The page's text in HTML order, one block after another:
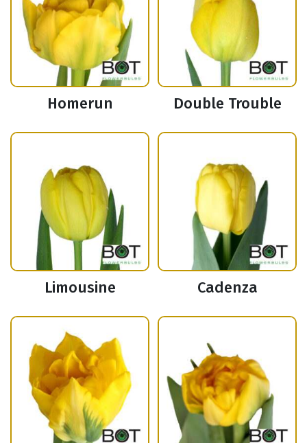
Homerun Double Trouble
Limousine Cadenza